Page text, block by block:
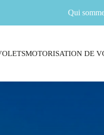
Qui
MOTORISATION DE